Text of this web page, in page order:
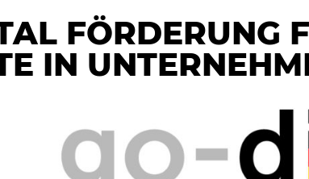
FÖRDERUNG
IN